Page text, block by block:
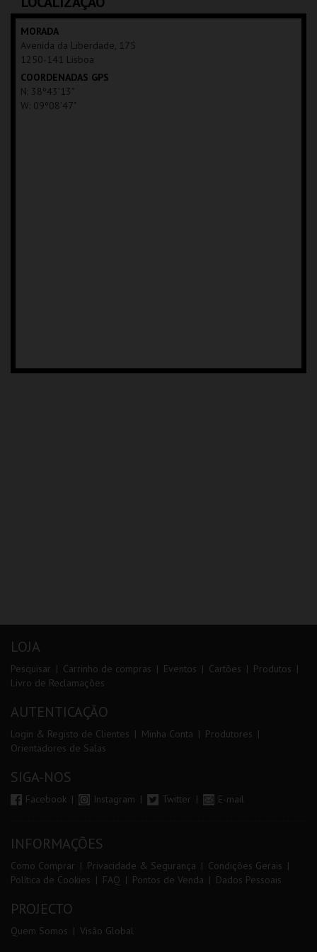
MAIS INFO
MORADA
Avenida da Liberdade, 175
1250-141 Lisboa
COORDENADAS GPS
N: 38º43'13"
W: 09º08'47"
LOJA
Pesquisar Carrinho de compras Eventos Cartões
Produtos
Livro de Reclamações
AUTENTICAÇÃO
Login & Registo de Clientes Minha Conta
Produtores
Orientadores de Salas
SIGA-NOS
Facebook Instagram Twitter E-mail
INFORMAÇÕES
Como Comprar Privacidade & Segurança
Condições Gerais
Política de Cookies
FAQ Pontos de Venda Dados Pessoais
PROJECTO
Quem Somos Visão Global